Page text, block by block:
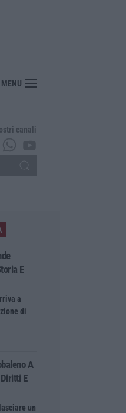
MENU
canali
E
a
di
A
E
un